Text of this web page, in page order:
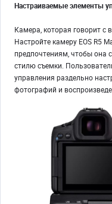
Настраиваемые элементы
Камера, которая говорит с
Настройте камеру EOS R5
предпочтениям, чтобы она
стилю съемки.
управления раздельно
фотографий и